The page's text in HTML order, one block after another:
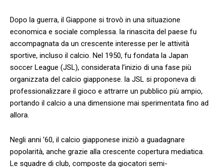
Dopo la guerra, il Giappone si trovò ​in ⁢una situazione
economica e sociale complessa. la⁢ rinascita del paese fu
accompagnata da un crescente interesse⁣ per le attività
sportive, incluso il calcio. Nel 1950, fu fondata la Japan
soccer ⁣League (JSL), considerata l’inizio di una fase più
organizzata del calcio giapponese. la‌ JSL si proponeva di
professionalizzare il gioco e ‍attrarre un pubblico più ampio,
portando il calcio a una dimensione mai sperimentata fino ad
allora.
Negli anni ’60, il calcio giapponese iniziò a guadagnare
popolarità, anche grazie alla crescente copertura mediatica.
Le squadre di club, composte da giocatori semi-